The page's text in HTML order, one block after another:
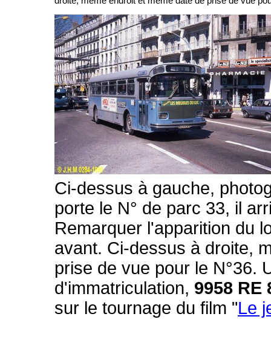
Ci-dessus à gauche,
porte le N° de parc 33, il
Remarquer l'apparition du
avant. Ci-dessus à droite,
prise de vue pour le N°36.
d'immatriculation, 9958 RE
sur le tournage du film "Le